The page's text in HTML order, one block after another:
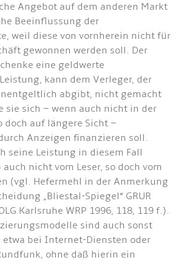
Angebot auf dem anderen Markt
Beeinflussung der
weil diese von vornherein nicht für
gewonnen werden soll. Der
eine geldwerte
kann dem Verleger, der
abgibt, nicht gemacht
sie sich – wenn auch nicht in der
doch auf längere Sicht –
Anzeigen finanzieren soll.
seine Leistung in diesem Fall
nicht vom Leser, so doch vom
(vgl. Hefermehl in der Anmerkung
„Bliestal-Spiegel“ GRUR
Karlsruhe WRP 1996, 118, 119 f.).
sind auch sonst
etwa bei Internet-Diensten oder
ohne daß hierin ein